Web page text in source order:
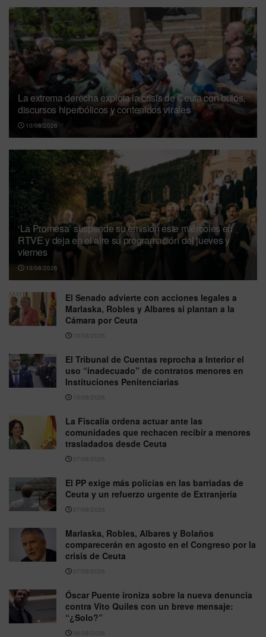
La extrema derecha explota la crisis de Ceuta con bulos,
discursos hiperbólicos y contenidos virales
10/08/2026
‘La Promesa’ suspende su emisión este miércoles en
RTVE y deja en el aire su programación del jueves y
viernes
10/08/2026
El Senado advierte con acciones legales a
Marlaska, Robles y Albares si plantan a la
Cámara por Ceuta
10/08/2026
El Tribunal de Cuentas reprocha a Interior el
uso “inadecuado” de contratos menores en
Instituciones Penitenciarias
10/08/2026
La Fiscalía ordena actuar ante las
comunidades que rechacen recibir a menores
trasladados desde Ceuta
07/08/2026
El PP exige más policías en las barriadas de
Ceuta y un refuerzo urgente de Extranjería
07/08/2026
Marlaska, Robles, Albares y Bolaños
comparecerán en agosto en el Congreso por la
crisis de Ceuta
07/08/2026
Óscar Puente ironiza sobre la nueva denuncia
contra Vito Quiles con un breve mensaje:
“¿Solo?”
06/08/2026